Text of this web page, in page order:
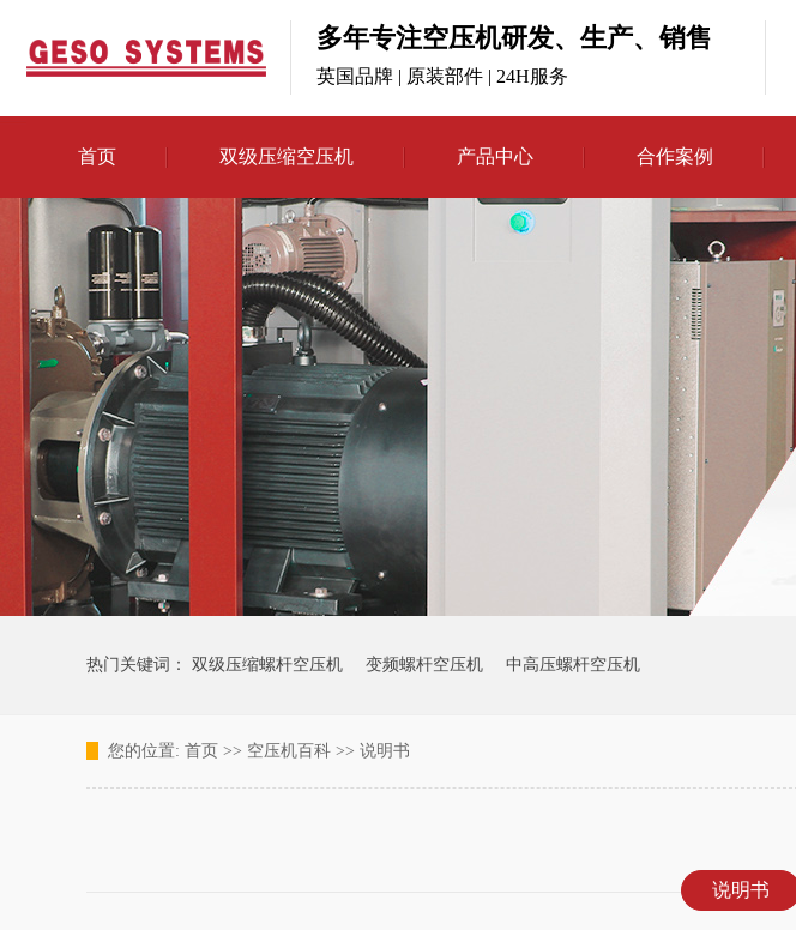
多年专注空压机研发、生产、销售
英国品牌 | 原装部件 | 24H服务
首页 双级压缩空压机 产品中心 合作案例
热门关键词： 双级压缩螺杆空压机 变频螺杆空压机 中高压螺杆空压机
您的位置: 首页 >> 空压机百科 >> 说明书
说明书